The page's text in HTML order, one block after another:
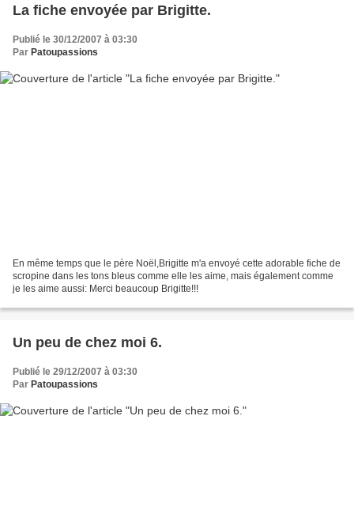
La fiche envoyée par Brigitte.
Publié le 30/12/2007 à 03:30
Par Patoupassions
En même temps que le père Noël,Brigitte m'a envoyé cette adorable fiche de
scropine dans les tons bleus comme elle les aime, mais également comme
je les aime aussi: Merci beaucoup Brigitte!!!
Un peu de chez moi 6.
Publié le 29/12/2007 à 03:30
Par Patoupassions